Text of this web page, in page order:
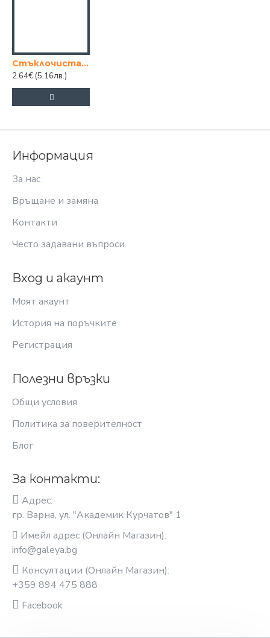
Стъклочистач ZAM.168
2.64€ (5.16лв.)
Информация
За нас
Връщане и замяна
Контакти
Често задавани въпроси
Вход и акаунт
Моят акаунт
История на поръчките
Регистрация
Полезни връзки
Общи условия
Политика за поверителност
Блог
За контакти:
Адрес:
гр. Варна, ул. "Академик Курчатов" 1
Имейл адрес (Онлайн Магазин):
info@galeya.bg
Консултации (Онлайн Магазин):
+359 894 475 888
Facebook